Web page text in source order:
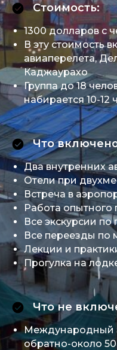
Стоимость:
1300 долларов с
В эту стоимость
авиаперелета,
Каджаурахо
Группа до 18
набирается 10-12
Что
Два внутренних
Отели при
Встреча в
Работа
Все экскурсии
Все переезды по
Лекции и
Прогулка на
Что не
Международный
обратно-около